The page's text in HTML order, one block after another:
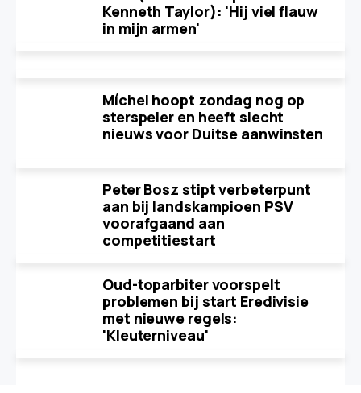
Kenneth Taylor): 'Hij viel flauw
in mijn armen'
Míchel hoopt zondag nog op
sterspeler en heeft slecht
nieuws voor Duitse aanwinsten
Peter Bosz stipt verbeterpunt
aan bij landskampioen PSV
voorafgaand aan
competitiestart
Oud-toparbiter voorspelt
problemen bij start Eredivisie
met nieuwe regels:
'Kleuterniveau'